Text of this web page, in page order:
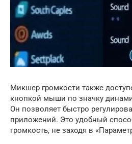
Микшер громкости также
кнопкой мыши по значку
Он позволяет быстро
приложений. Это удобный
громкость, не заходя в